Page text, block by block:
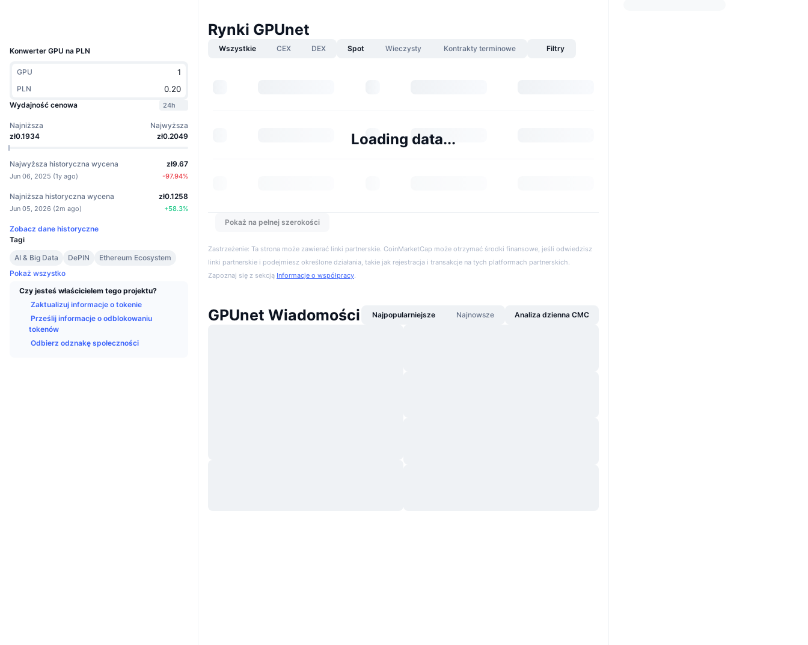
Konwerter GPU na PLN
GPU
PLN
Wydajność cenowa
24h
Najniższa
zł0.1934
Najwyższa
zł0.2049
Najwyższa historyczna wycena
Jun 06, 2025 (1y ago)
zł9.67
-97.94%
Najniższa historyczna wycena
Jun 05, 2026 (2m ago)
zł0.1258
+58.3%
Zobacz dane historyczne
Tagi
AI & Big Data
DePIN
Ethereum Ecosystem
Pokaż wszystko
Czy jesteś właścicielem tego projektu?
Zaktualizuj informacje o tokenie
Prześlij informacje o odblokowaniu
tokenów
Odbierz odznakę społeczności
Rynki GPUnet
Wszystkie CEX DEX Spot Wieczysty Kontrakty terminowe Filtry
Loading data...
Pokaż na pełnej szerokości
Zastrzeżenie: Ta strona może zawierać linki partnerskie. CoinMarketCap może otrzymać środki finansowe, jeśli odwiedzisz
linki partnerskie i podejmiesz określone działania, takie jak rejestracja i transakcje na tych platformach partnerskich.
Zapoznaj się z sekcją Informacje o współpracy.
GPUnet Wiadomości Najpopularniejsze Najnowsze Analiza dzienna CMC